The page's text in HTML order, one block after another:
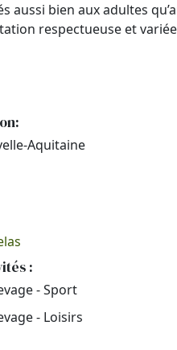
aussi bien aux adultes
respectueuse et
Aquitaine
:
- Sport
- Loisirs